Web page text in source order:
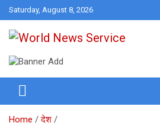
Skip
to
content
Saturday, August 8, 2026
World News Service
Home
देश